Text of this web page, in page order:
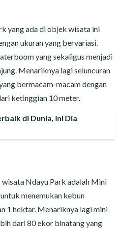
yang ada di objek wisata ini
ukuran yang bervariasi.
yang sekaligus menjadi
Menariknya lagi seluncuran
bermacam-macam dengan
ketinggian 10 meter.
di Dunia, Ini Dia
wisata Ndayu Park adalah Mini
menemukan kebun
1 hektar. Menariknya lagi mini
dari 80 ekor binatang yang